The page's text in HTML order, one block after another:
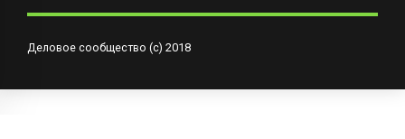
Деловое сообщество (с) 2018